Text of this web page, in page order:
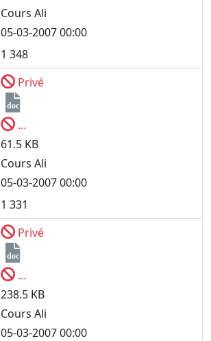
Cours Ali
05-03-2007 00:00
1 348
Privé
doc
...
61.5 KB
Cours Ali
05-03-2007 00:00
1 331
Privé
doc
...
238.5 KB
Cours Ali
05-03-2007 00:00